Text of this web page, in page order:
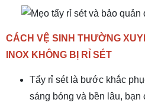
CÁCH VỆ SINH THƯỜNG
INOX KHÔNG BỊ RỈ SÉT
Tẩy rỉ sét là bước khắc
sáng bóng và bền lâu, bạn